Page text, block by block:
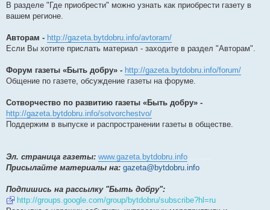
В разделе "Где приобрести" можно узнать как приобрести газету в
вашем регионе.
Авторам - http://gazeta.bytdobru.info/avtoram/
Если Вы хотите прислать материал - заходите в раздел "Авторам".
Форум газеты «Быть добру» - http://gazeta.bytdobru.info/forum/
Общение по газете, обсуждение газеты на форуме.
Сотворчество по развитию газеты «Быть добру» -
http://gazeta.bytdobru.info/sotvorchestvo/
Поддержим в выпуске и распространении газеты в обществе.
Эл. страница газеты: www.gazeta.bytdobru.info .........
Присылайте материалы на: gazeta@bytdobru.info
Подпишись на рассылку "Быть добру":
http://groups.google.com/group/bytdobru/subscribe?hl=ru